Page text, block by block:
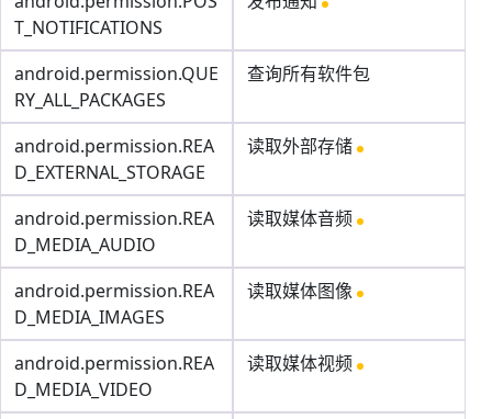
T_NOTIFICATIONS
android.permission.QUE
RY_ALL_PACKAGES
查询所有软件包
android.permission.REA
D_EXTERNAL_STORAGE
读取外部存储
android.permission.REA
D_MEDIA_AUDIO
读取媒体音频
android.permission.REA
D_MEDIA_IMAGES
读取媒体图像
android.permission.REA
D_MEDIA_VIDEO
读取媒体视频